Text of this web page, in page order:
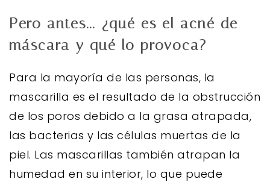
Pero antes... ¿qué es el acné de
máscara y qué lo provoca?
Para la mayoría de las personas, la
mascarilla es el resultado de la obstrucción
de los poros debido a la grasa atrapada,
las bacterias y las células muertas de la
piel. Las mascarillas también atrapan la
humedad en su interior, lo que puede